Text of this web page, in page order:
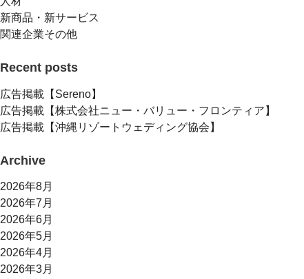
新商品・新サービス
関連企業その他
Recent posts
広告掲載【Sereno】
広告掲載【株式会社ニュー・バリュー・フロンティア】
広告掲載【沖縄リゾートウェディング協会】
Archive
2026年8月
2026年7月
2026年6月
2026年5月
2026年4月
2026年3月